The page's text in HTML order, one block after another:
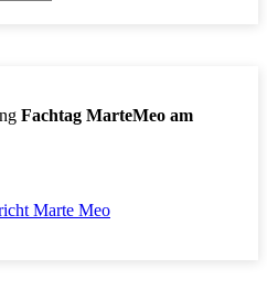
Fachtag MarteMeo am
Marte Meo